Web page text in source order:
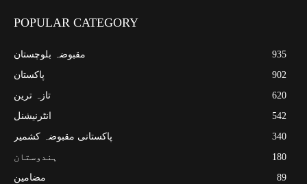
POPULAR CATEGORY
مقبوضہ بلوچستان
935
پاکستان
902
تازہ ترین
620
انٹرنیشنل
542
پاکستانی مقبوضہ کشمیر
340
ہندوستان
180
مضامین
89